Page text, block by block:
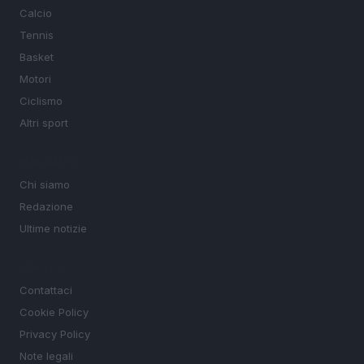
Calcio
Tennis
Basket
Motori
Ciclismo
Altri sport
Chi siamo
Redazione
Ultime notizie
Contattaci
Cookie Policy
Privacy Policy
Note legali